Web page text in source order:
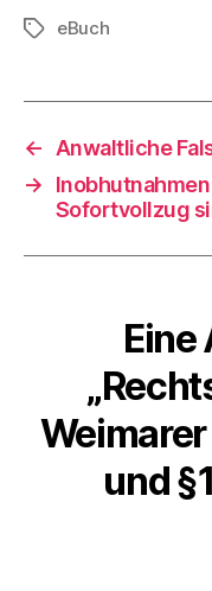
Schlagwörter
eBuch
←
Anwaltliche
→
Sofortvollzug
und